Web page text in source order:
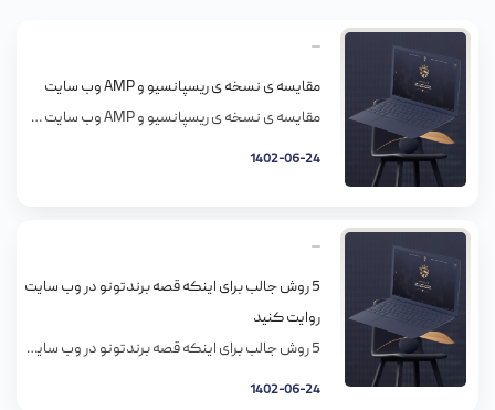
مقایسه ی نسخه ی ریسپانسیو و AMP وب سایت
مقایسه ی نسخه ی ریسپانسیو و AMP وب سایت طراحی وب ریسپانسیو اکنون به یک ضرورت و پیش نیاز برای طراحی صفحات وب برای ارتقاء سازگاری در اندازه های صفحه نمایش های مختلف، بستر های نرم افزاری و جهت گیری و رفتار کاربر تبدیل شده است. اما بسیاری از مردم درگیر این موضوع هستند که […]
1402-06-24
5 روش جالب برای اینکه قصه برندتونو در وب سایت
روایت کنید
5 روش جالب برای اینکه قصه برندتونو در وب سایت روایت کنید بعضی ها فکر میکنند برای روایت داستان برندشون فقط باید تاریخ های مهم رو دنبال هم ردیف کنند و با یک عکس دانلودی روی صفحه درباره ما بذارن. در صورتی که داستان برندتون باید بتونه شما رو متمایز جلوه بده، باید یه چیزی […]
1402-06-24